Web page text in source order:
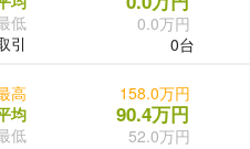
低
引
0.0万円
0台
高
均
低
158.0万円
90.4万円
52.0万円